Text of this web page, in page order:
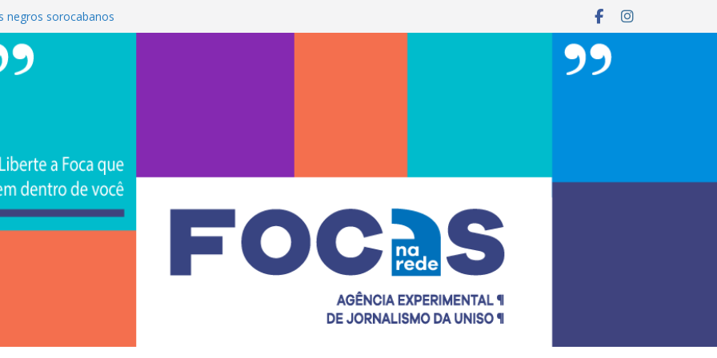
negros sorocabanos
é a terceira artista do #ConviteMPB do
Brasil 2026 promove integração, ciência e
na Uniso